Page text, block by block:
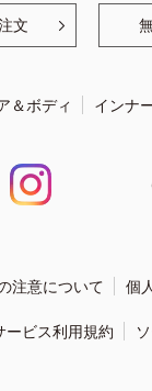
文
＆ボディ インナ
注意について 個
ービス利用規約